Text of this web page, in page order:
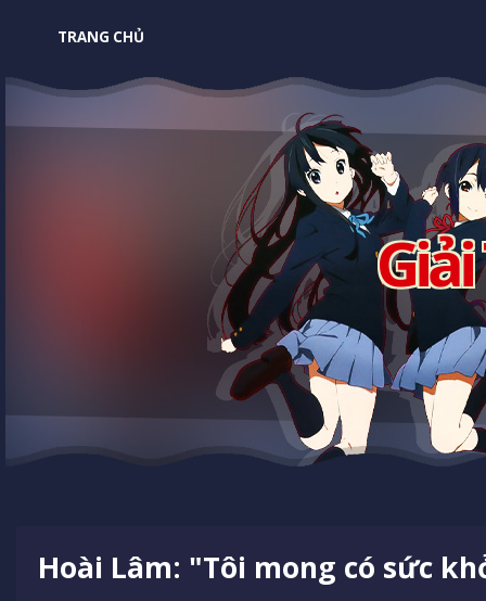
TRANG CHỦ
Hoài Lâm: "Tôi mong có sức